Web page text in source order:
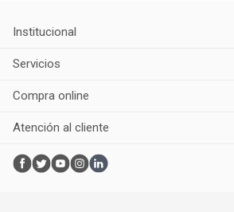
Institucional
Servicios
Compra online
Atención al cliente